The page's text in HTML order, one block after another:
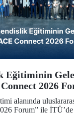
Eğitiminin
2026
alanında
Forum” ile